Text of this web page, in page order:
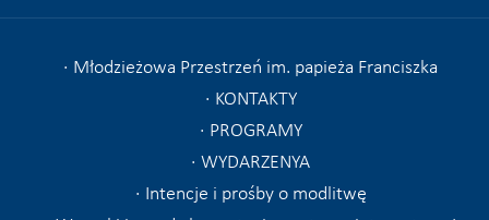
Młodzieżowa Przestrzeń im. papieża Franciszka
KONTAKTY
PROGRAMY
WYDARZENYA
Intencje i prośby o modlitwę